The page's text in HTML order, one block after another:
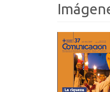
Barra
lateral
artículo